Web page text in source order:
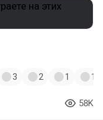
3 2 1 1
58K